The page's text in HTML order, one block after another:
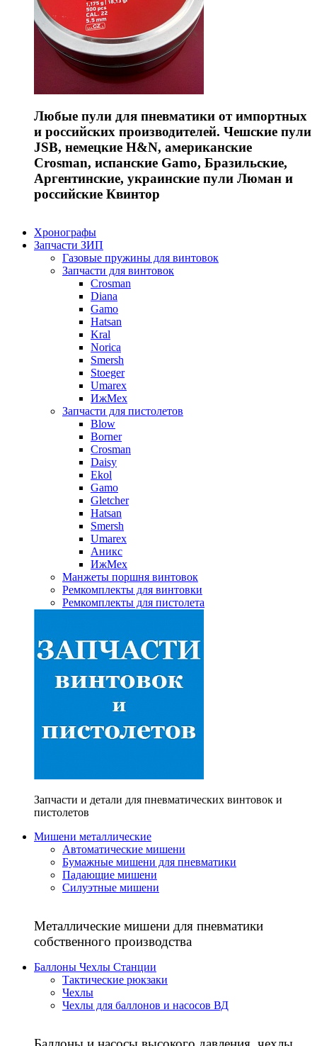
Любые пули для пневматики от импортных
и российских производителей. Чешские пули
JSB, немецкие H&N, американские
Crosman, испанские Gamo, Бразильские,
Аргентинские, украинские пули Люман и
российские Квинтор
Хронографы
Запчасти ЗИП
Газовые пружины для винтовок
Запчасти для винтовок
Crosman
Diana
Gamo
Hatsan
Kral
Norica
Smersh
Stoeger
Umarex
ИжМех
Запчасти для пистолетов
Blow
Borner
Crosman
Daisy
Ekol
Gamo
Gletcher
Hatsan
Smersh
Umarex
Аникс
ИжМех
Манжеты поршня винтовок
Ремкомплекты для винтовки
Ремкомплекты для пистолета
Запчасти и детали для пневматических винтовок и
пистолетов
Мишени металлические
Автоматические мишени
Бумажные мишени для пневматики
Падающие мишени
Силуэтные мишени
Металлические мишени для пневматики
собственного производства
Баллоны Чехлы Станции
Тактические рюкзаки
Чехлы
Чехлы для баллонов и насосов ВД